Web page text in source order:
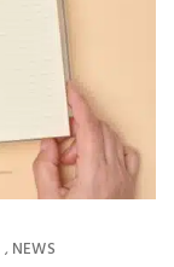
, NEWS